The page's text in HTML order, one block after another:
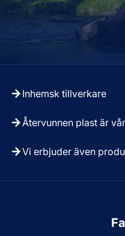
Inhemsk tillverkare
Återvunnen plast är
Vi erbjuder även